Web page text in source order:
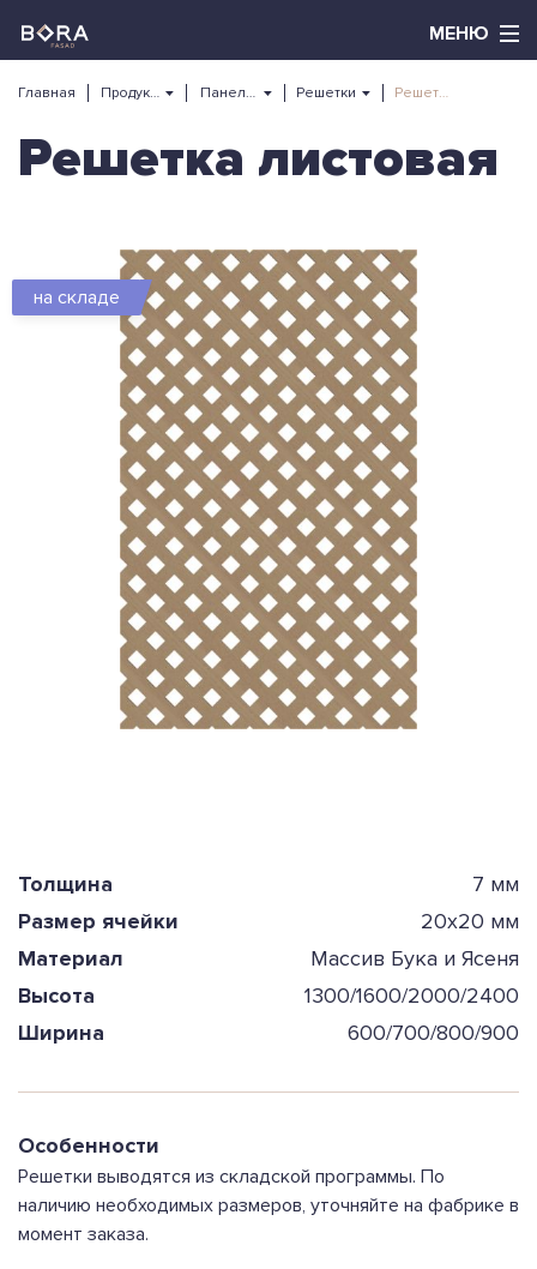
Главная Продукция Панели шпонированные
Решетки Решетка листовая
Решетка листовая
на складе
Толщина
7 мм
Размер ячейки
20х20 мм
Материал
Массив Бука и Ясеня
Высота
1300/1600/2000/2400
Ширина
600/700/800/900
Особенности
Решетки выводятся из складской программы. По
наличию необходимых размеров, уточняйте на фабрике в
момент заказа.